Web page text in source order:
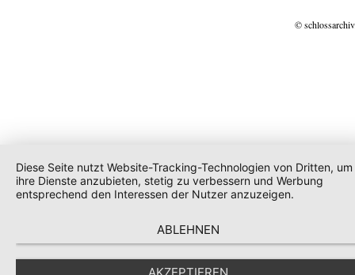
©
Diese Seite nutzt Website-Tracking-Technologien von Dritten, um
ihre Dienste anzubieten, stetig zu verbessern und Werbung
entsprechend den Interessen der Nutzer anzuzeigen.
ABLEHNEN